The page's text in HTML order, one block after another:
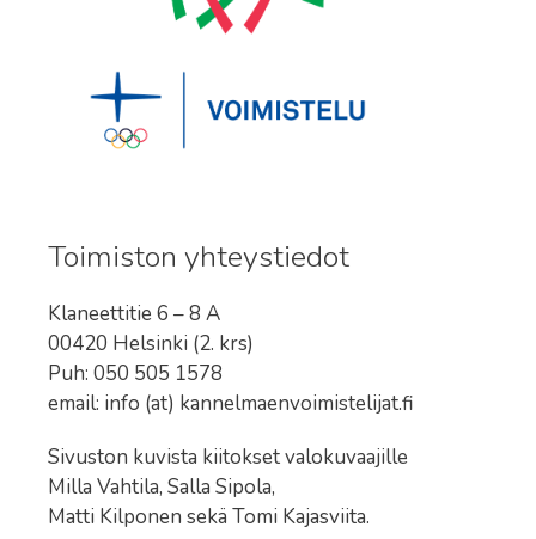
Toimiston yhteystiedot
Klaneettitie 6 – 8 A
00420 Helsinki (2. krs)
Puh: 050 505 1578
email: info (at) kannelmaenvoimistelijat.fi
Sivuston kuvista kiitokset valokuvaajille
Milla Vahtila, Salla Sipola,
Matti Kilponen sekä Tomi Kajasviita.